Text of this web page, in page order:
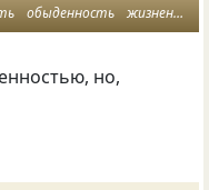
обыденность жизненное
но,